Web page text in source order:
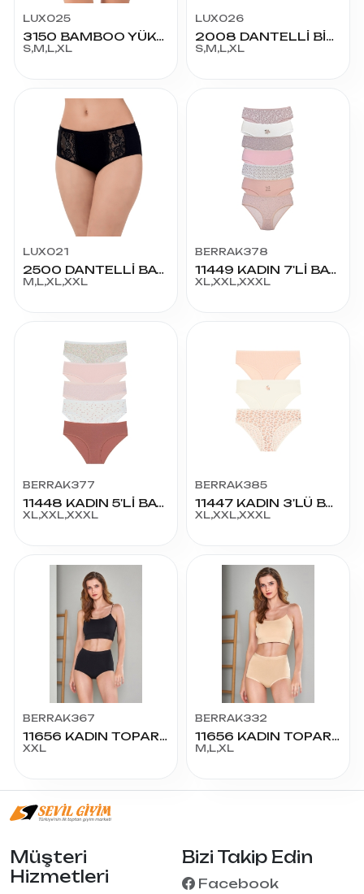
LUX025
3150 BAMBOO YÜKSEK BEL BİKİNİ
S,M,L,XL
LUX026
2008 DANTELLİ BİKİNİ KÜLOT
S,M,L,XL
LUX021
2500 DANTELLİ BATO KÜLOT
M,L,XL,XXL
BERRAK378
11449 KADIN 7'Lİ BATO
XL,XXL,XXXL
BERRAK377
11448 KADIN 5'Lİ BATO
XL,XXL,XXXL
BERRAK385
11447 KADIN 3'LÜ BATO
XL,XXL,XXXL
BERRAK367
11656 KADIN TOPARLAYICI KÜLOT XXL-3XL
XXL
BERRAK332
11656 KADIN TOPARLAYICI KÜLOT
M,L,XL
Müşteri
Hizmetleri
Bizi Takip Edin
Facebook